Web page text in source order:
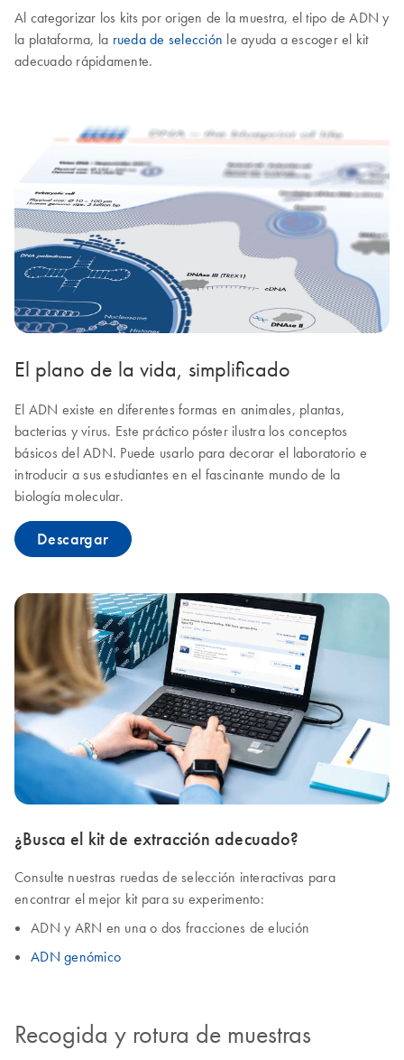
Al categorizar los kits por origen de la muestra, el tipo de ADN y
la plataforma, la rueda de selección le ayuda a escoger el kit
adecuado rápidamente.
El plano de la vida, simplificado
El ADN existe en diferentes formas en animales, plantas,
bacterias y virus. Este práctico póster ilustra los conceptos
básicos del ADN. Puede usarlo para decorar el laboratorio e
introducir a sus estudiantes en el fascinante mundo de la
biología molecular.
Descargar
¿Busca el kit de extracción adecuado?
Consulte nuestras ruedas de selección interactivas para
encontrar el mejor kit para su experimento:
ADN y ARN en una o dos fracciones de elución
ADN genómico
Recogida y rotura de muestras